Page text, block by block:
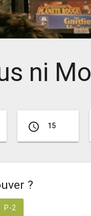
ni
access_time 15
?
P-2